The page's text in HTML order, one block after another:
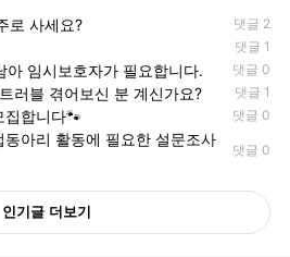
로 사세요? 댓글 2
댓글 1
아 임시보호자가 필요합니다. 댓글 0
러블 겪어보신 분 계신가요? 댓글 1
집합니다🐾 댓글 0
아리 활동에 필요한 설문조사
댓글 0
인기글 더보기